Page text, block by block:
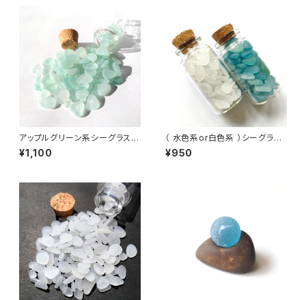
アップルグリーン系シーグラス入
り小瓶 BZ-112
¥1,100
（ 水色系or白色系 ）シーグラス
入り小瓶 BZ-001
¥950